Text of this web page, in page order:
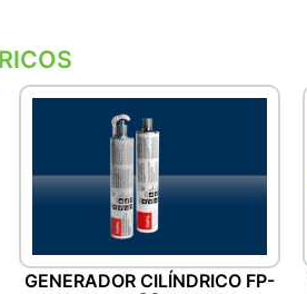
GENERADOR CILÍNDRICO FP-